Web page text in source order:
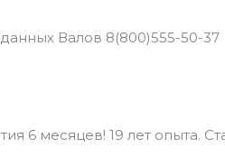
Валов 8(800)555-50-37
6 месяцев! 19 лет опыта.